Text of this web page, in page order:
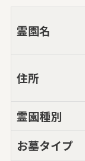
霊園名
住所
霊園種別
お墓タイプ